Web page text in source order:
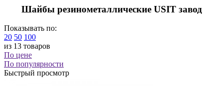
Шайбы резинометаллические USIT завод
Показывать по:
20 50 100
из 13 товаров
По цене
По популярности
Быстрый просмотр